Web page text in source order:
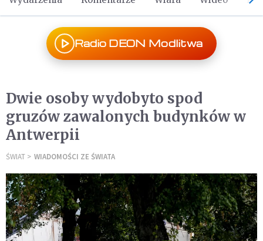
Radio DEON Modlitwa
Dwie osoby wydobyto spod
gruzów zawalonych budynków w
Antwerpii
ŚWIAT WIADOMOŚCI ZE ŚWIATA